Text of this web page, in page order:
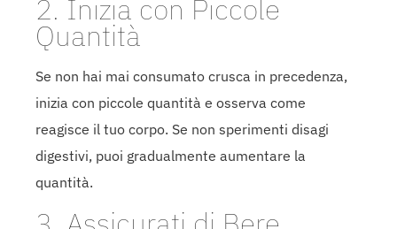
2. Inizia con Piccole
Quantità
Se non hai mai consumato crusca in precedenza,
inizia con piccole quantità e osserva come
reagisce il tuo corpo. Se non sperimenti disagi
digestivi, puoi gradualmente aumentare la
quantità.